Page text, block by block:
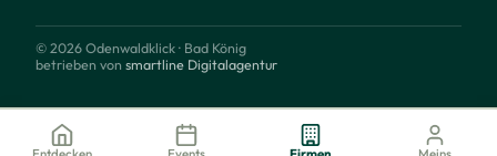
© 2026 Odenwaldklick · Bad König
betrieben von smartline Digitalagentur